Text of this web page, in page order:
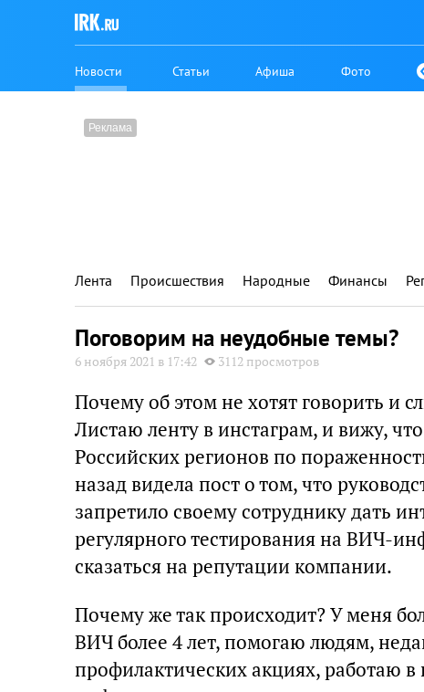
Новости Статьи Афиша Фото
Лента Происшествия Народные Финансы
Поговорим на неудобные темы?
6 ноября 2021 в 17:42 3112 просмотров
Почему об этом не хотят говорить и
Листаю ленту в инстаграм, и вижу,
Российских регионов по
назад видела пост о том, что
запретило своему сотруднику дать
регулярного тестирования на ВИЧ-
сказаться на репутации компании.
Почему же так происходит? У меня
ВИЧ более 4 лет, помогаю людям,
профилактических акциях, работаю